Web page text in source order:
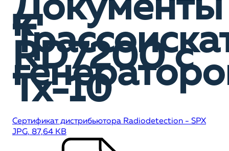
Документы
к
RD7200 c
Tx-10
Сертификат дистрибьютора Radiodetection - SPX
JPG, 87,64 KB